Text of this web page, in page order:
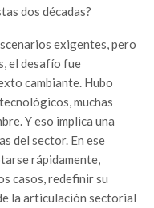
dos décadas?
exigentes, pero
el desafío fue
cambiante. Hubo
muchas
Y eso implica una
del sector. En ese
rápidamente,
casos, redefinir su
la articulación sectorial